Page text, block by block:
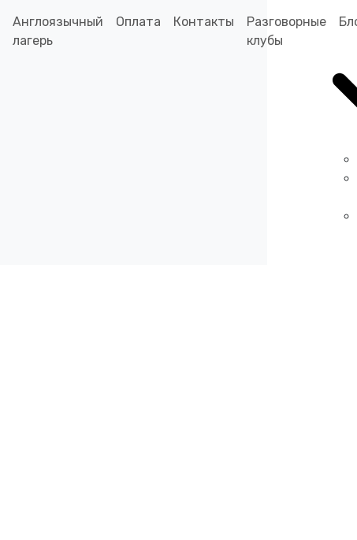
Англоязычный
лагерь
Оплата Контакты
Разговорные
клубы